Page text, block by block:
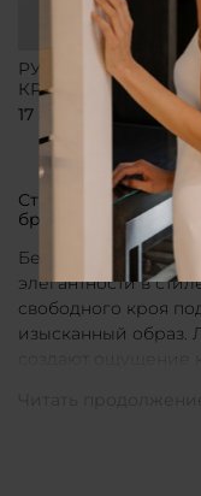
РУБАШКА
КРОЯ БЕЛАЯ
17 800 ₽
Стильные рубашки
бренда CLÓ
Белые рубашки от
элегантности в
свободного кроя
изысканный образ.
создают ощущение